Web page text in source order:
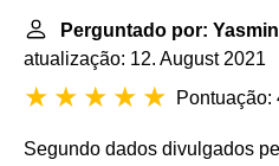
Perguntado por:
atualização: 12. August 2021
Pontuação:
Segundo dados divulgados